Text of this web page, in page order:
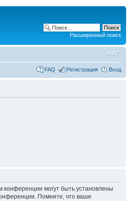
Расширенный поиск
FAQ Регистрация Вход
конференции могут быть установлены
Помните, что ваше